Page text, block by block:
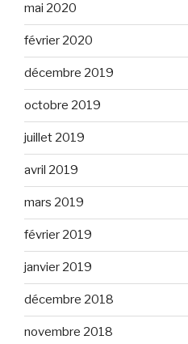
mai 2020
février 2020
décembre 2019
octobre 2019
juillet 2019
avril 2019
mars 2019
février 2019
janvier 2019
décembre 2018
novembre 2018